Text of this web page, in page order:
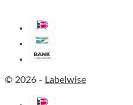
© 2026 - Labelwise